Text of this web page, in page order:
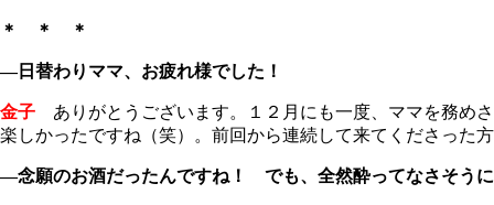
＊ ＊ ＊
―日替わりママ、お疲れ様でした！
金子 ありがとうございます。１２月にも一度、ママを務め
楽しかったですね（笑）。前回から連続して来てくださった
―念願のお酒だったんですね！ でも、全然酔ってなさそう